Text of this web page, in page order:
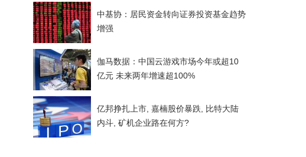
中基协：居民资金转向证券投资基金趋势
增强
伽马数据：中国云游戏市场今年或超10
亿元 未来两年增速超100%
亿邦挣扎上市, 嘉楠股价暴跌, 比特大陆
内斗, 矿机企业路在何方?